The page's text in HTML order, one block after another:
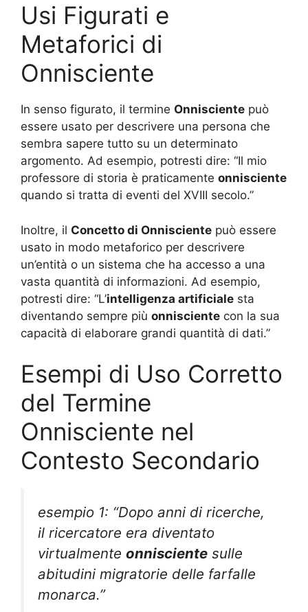
Usi Figurati e
Metaforici di
Onnisciente
In senso figurato, il termine Onnisciente può
essere usato per descrivere una persona che
sembra sapere tutto su un determinato
argomento. Ad esempio, potresti dire: “Il mio
professore di storia è praticamente onnisciente
quando si tratta di eventi del XVIII secolo.”
Inoltre, il Concetto di Onnisciente può essere
usato in modo metaforico per descrivere
un’entità o un sistema che ha accesso a una
vasta quantità di informazioni. Ad esempio,
potresti dire: “L’intelligenza artificiale sta
diventando sempre più onnisciente con la sua
capacità di elaborare grandi quantità di dati.”
Esempi di Uso Corretto
del Termine
Onnisciente nel
Contesto Secondario
esempio 1: “Dopo anni di ricerche,
il ricercatore era diventato
virtualmente onnisciente sulle
abitudini migratorie delle farfalle
monarca.”